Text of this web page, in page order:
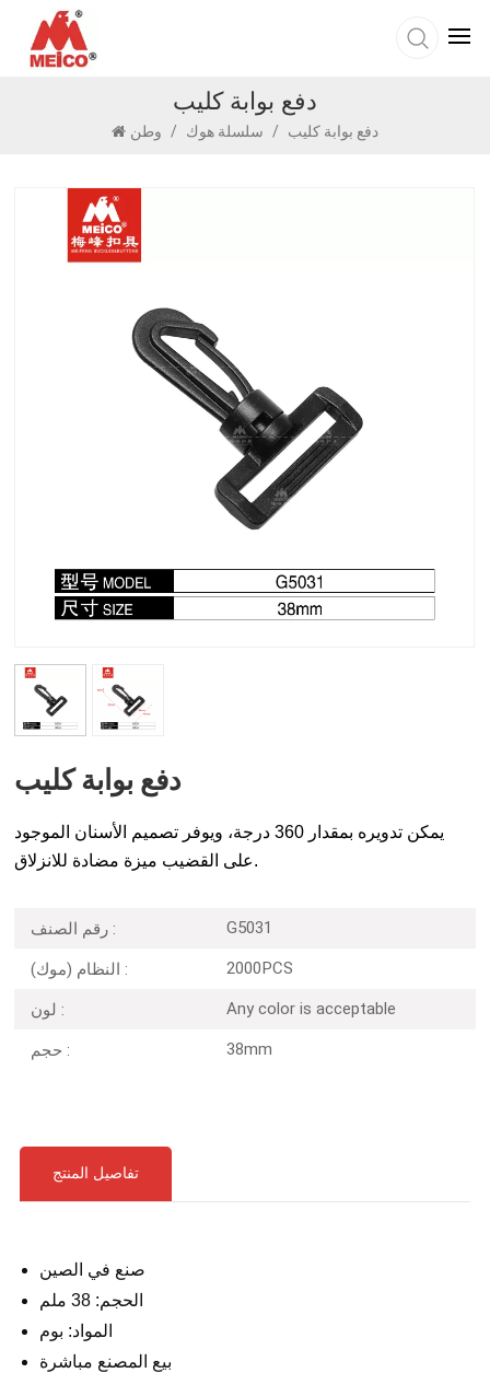
دفع بوابة كليب
/ سلسلة هوك / دفع بوابة كليب
دفع بوابة كليب
يمكن تدويره بمقدار 360 درجة، ويوفر تصميم الأسنان الموجود
على القضيب ميزة مضادة للانزلاق.
رقم الصنف : G5031
النظام (موك) : 2000PCS
لون : Any color is acceptable
حجم : 38mm
تفاصيل المنتج
صنع في الصين
الحجم: 38 ملم
المواد: بوم
بيع المصنع مباشرة